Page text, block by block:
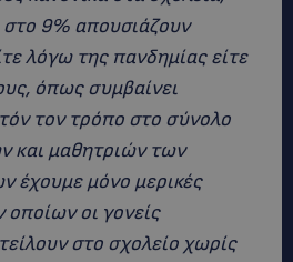
9% απουσιάζουν
λόγω της πανδημίας είτε
όπως συμβαίνει
τον τρόπο στο σύνολο
και μαθητριών των
έχουμε μόνο μερικές
οποίων οι γονείς
στο σχολείο χωρίς